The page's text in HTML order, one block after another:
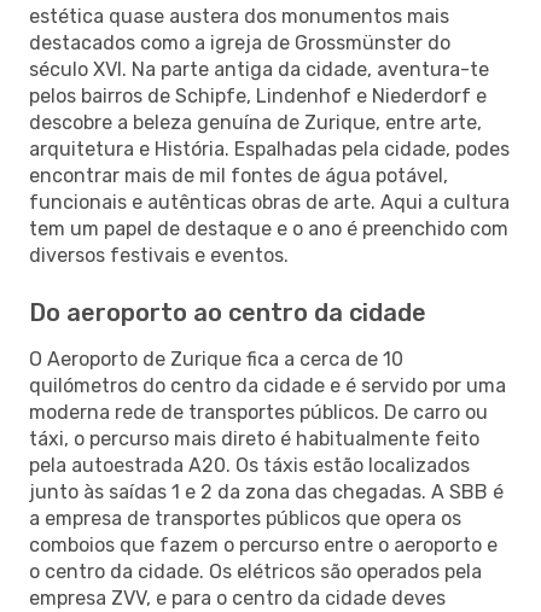
estética quase austera dos monumentos mais
destacados como a igreja de Grossmünster do
século XVI. Na parte antiga da cidade, aventura-te
pelos bairros de Schipfe, Lindenhof e Niederdorf e
descobre a beleza genuína de Zurique, entre arte,
arquitetura e História. Espalhadas pela cidade, podes
encontrar mais de mil fontes de água potável,
funcionais e autênticas obras de arte. Aqui a cultura
tem um papel de destaque e o ano é preenchido com
diversos festivais e eventos.
Do aeroporto ao centro da cidade
O Aeroporto de Zurique fica a cerca de 10
quilómetros do centro da cidade e é servido por uma
moderna rede de transportes públicos. De carro ou
táxi, o percurso mais direto é habitualmente feito
pela autoestrada A20. Os táxis estão localizados
junto às saídas 1 e 2 da zona das chegadas. A SBB é
a empresa de transportes públicos que opera os
comboios que fazem o percurso entre o aeroporto e
o centro da cidade. Os elétricos são operados pela
empresa ZVV, e para o centro da cidade deves